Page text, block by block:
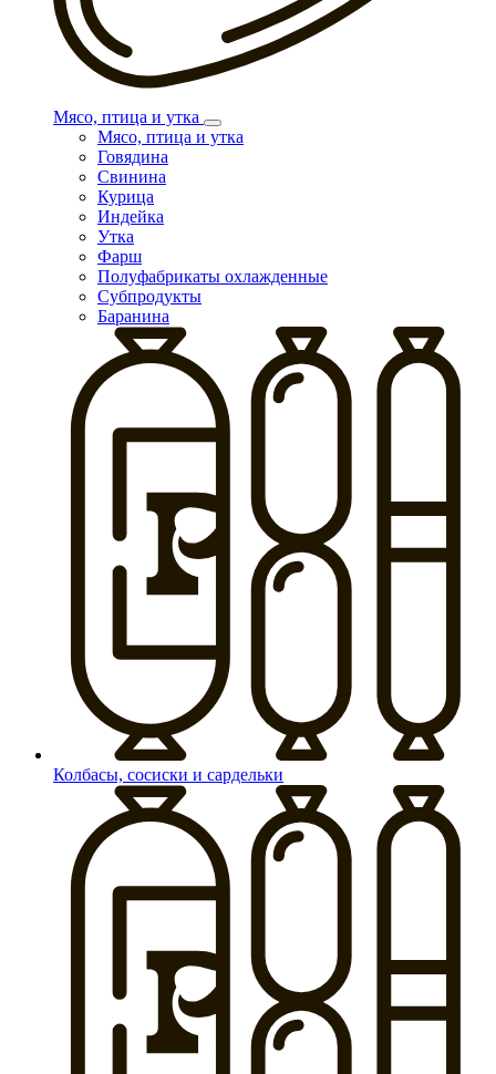
Мясо, птица и утка
Мясо, птица и утка
Говядина
Свинина
Курица
Индейка
Утка
Фарш
Полуфабрикаты охлажденные
Субпродукты
Баранина
Колбасы, сосиски и сардельки